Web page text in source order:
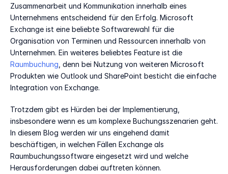
Zusammenarbeit und Kommunikation innerhalb eines
Unternehmens entscheidend für den Erfolg. Microsoft
Exchange ist eine beliebte Softwarewahl für die
Organisation von Terminen und Ressourcen innerhalb von
Raumbuchung , denn bei Nutzung von weiteren Microsoft
Produkten wie Outlook und SharePoint besticht die einfache
Integration von Exchange.
Trotzdem gibt es Hürden bei der Implementierung,
insbesondere wenn es um komplexe Buchungsszenarien geht.
In diesem Blog werden wir uns eingehend damit
beschäftigen, in welchen Fällen Exchange als
Raumbuchungssoftware eingesetzt wird und welche
Herausforderungen dabei auftreten können.